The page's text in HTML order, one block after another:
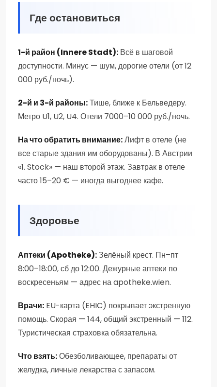
Где остановиться
1-й район (Innere Stadt): Всё в шаговой
доступности. Минус — шум, дорогие отели (от 12
000 руб./ночь).
2-й и 3-й районы:Тише, ближе к Бельведеру.
Метро U1, U2, U4. Отели 7000–10 000 руб./ночь.
На что обратить внимание:Лифт в отеле (не
все старые здания им оборудованы). В Австрии
«1. Stock» — наш второй этаж. Завтрак в отеле
часто 15–20 € — иногда выгоднее кафе.
Здоровье
Аптеки (Apotheke):Зелёный крест. Пн–пт
8:00–18:00, сб до 12:00. Дежурные аптеки по
воскресеньям — адрес на apotheke.wien.
Врачи: EU-карта (EHIC) покрывает экстренную
помощь. Скорая — 144, общий экстренный — 112.
Туристическая страховка обязательна.
Что взять:Обезболивающее, препараты от
желудка, личные лекарства с запасом.